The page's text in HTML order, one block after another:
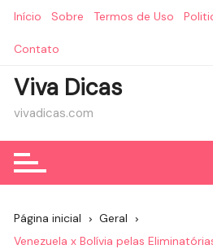
Início Sobre Termos de Uso
Contato
Viva Dicas
vivadicas.com
Página inicial
Geral
Venezuela x Bolívia pelas